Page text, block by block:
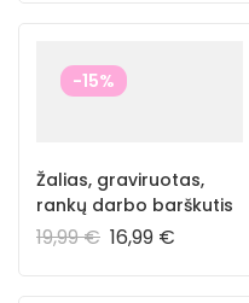
-15%
Žalias, graviruotas,
rankų darbo barškutis
19,99€ 16,99 €